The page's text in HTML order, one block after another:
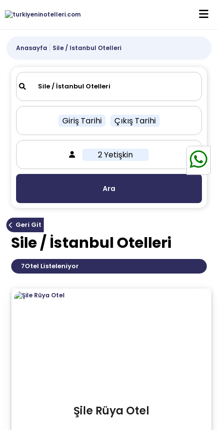
Anasayfa Sile / Istanbul Otelleri
Giriş Tarihi Çıkış Tarihi
2 Yetişkin
Ara
Geri Git
Sile / İstanbul Otelleri
7Otel Listeleniyor
Şile Rüya Otel